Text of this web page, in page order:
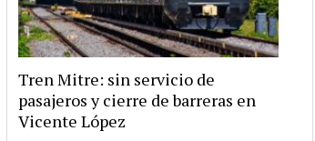
Tren Mitre: sin servicio de
pasajeros y cierre de barreras en
Vicente López